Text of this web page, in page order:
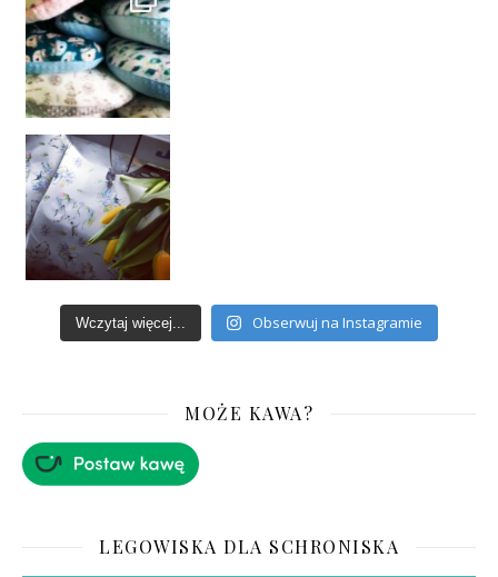
Wczytaj więcej... Obserwuj na Instagramie
MOŻE KAWA?
LEGOWISKA DLA SCHRONISKA